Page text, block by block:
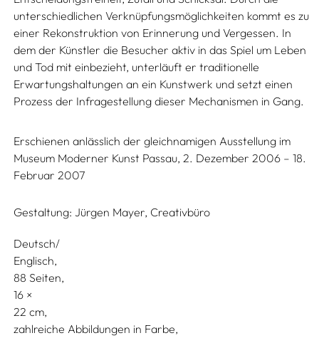
unterschiedlichen Verknüpfungsmöglichkeiten kommt es zu
einer Rekonstruktion von Erinnerung und Vergessen. In
dem der Künstler die Besucher aktiv in das Spiel um Leben
und Tod mit einbezieht, unterläuft er traditionelle
Erwartungshaltungen an ein Kunstwerk und setzt einen
Prozess der Infragestellung dieser Mechanismen in Gang.
Erschienen anlässlich der gleichnamigen Ausstellung im
Museum Moderner Kunst Passau, 2. Dezember 2006 – 18.
Februar 2007
Gestaltung: Jürgen Mayer, Creativbüro
Deutsch/
Englisch
88 Seiten,
16
22
zahlreiche Abbildungen in Farbe